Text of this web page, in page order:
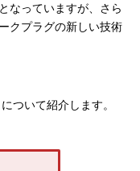
なっていますが、さら
クプラグの新しい技術
ついて紹介します。